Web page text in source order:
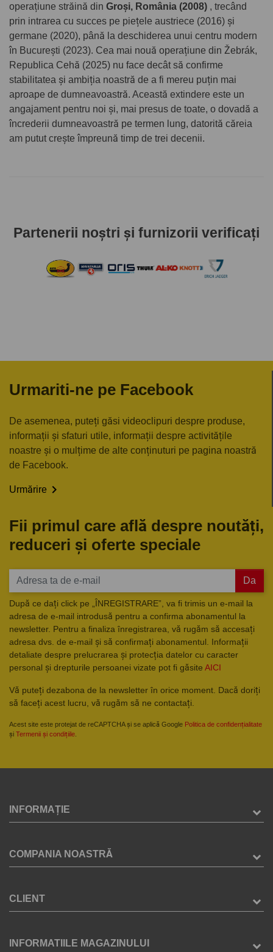
operațiune străină din Groși, România (2008) , trecând
prin intrarea cu succes pe piețele austriece (2016) și
germane (2020), până la deschiderea unui centru modern
în București (2023). Cea mai nouă operațiune din Žebrák,
Republica Cehă (2025) nu face decât să confirme
stabilitatea și ambiția noastră de a fi mereu puțin mai
aproape de dumneavoastră. Această extindere este un
angajament pentru noi și, mai presus de toate, o dovadă a
încrederii dumneavoastră pe termen lung, datorită căreia
am putut crește împreună timp de trei decenii.
Partenerii noștri și furnizorii verificați
Urmariti-ne pe Facebook
De asemenea, puteți găsi videoclipuri despre produse,
informații și sfaturi utile, informații despre activitățile
noastre și o mulțime de alte conținuturi pe pagina noastră
de Facebook.
Urmărire 
Fii primul care află despre noutăți,
reduceri și oferte speciale
Da
După ce dați click pe „ÎNREGISTRARE”, va fi trimis un e-mail la
adresa de e-mail introdusă pentru a confirma abonamentul la
newsletter. Pentru a finaliza înregistrarea, vă rugăm să accesați
adresa dvs. de e-mail și să confirmați abonamentul. Informații
detaliate despre prelucrarea și protecția datelor cu caracter
personal și drepturile persoanei vizate pot fi găsite AICI
Vă puteți dezabona de la newsletter în orice moment. Dacă doriți
să faceți acest lucru, vă rugăm să ne contactați.
Acest site este protejat de reCAPTCHA și se aplică Google Politica de confidențialitate
și Termenii și condițiile
INFORMAȚIE
COMPANIA NOASTRĂ
CLIENT
INFORMATIILE MAGAZINULUI